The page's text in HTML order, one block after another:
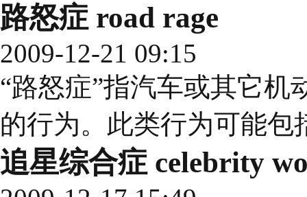
路怒症 road rage
2009-12-21 09:15
“路怒症”指汽车或其它
的行为。此类行为可能
追星综合症 celebrity